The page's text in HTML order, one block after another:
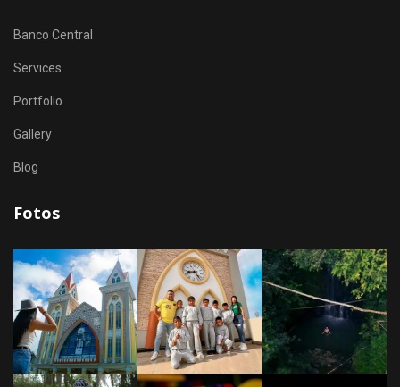
Banco Central
Services
Portfolio
Gallery
Blog
Fotos